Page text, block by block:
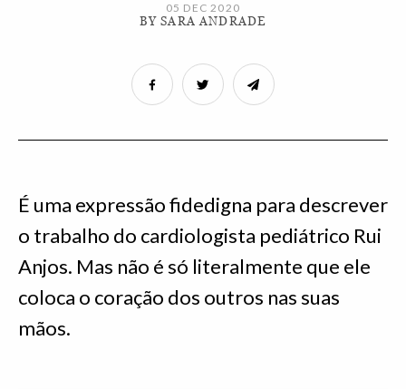
05 DEC 2020
BY SARA ANDRADE
É uma expressão fidedigna para descrever
o trabalho do cardiologista pediátrico Rui
Anjos. Mas não é só literalmente que ele
coloca o coração dos outros nas suas
mãos.